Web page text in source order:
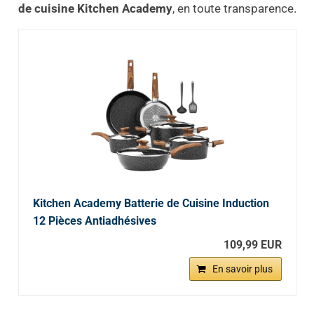
de cuisine Kitchen Academy, en toute transparence.
Kitchen Academy Batterie de Cuisine Induction
12 Pièces Antiadhésives
109,99 EUR
En savoir plus